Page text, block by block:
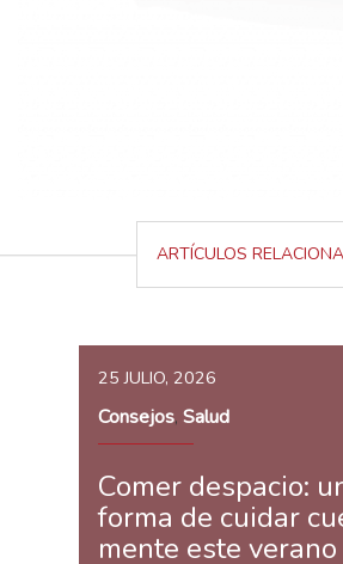
ARTÍCULOS
25 JULIO, 2026
Consejos, Salud
Comer despacio:
forma de cuidar
mente este verano